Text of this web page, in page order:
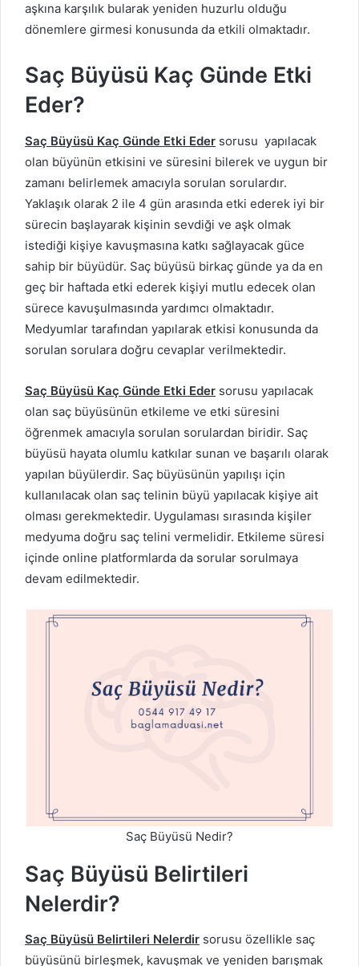
aşkına karşılık bularak yeniden huzurlu olduğu
dönemlere girmesi konusunda da etkili olmaktadır.
Saç Büyüsü Kaç Günde Etki
Eder?
Saç Büyüsü Kaç Günde Etki Eder sorusu yapılacak
olan büyünün etkisini ve süresini bilerek ve uygun bir
zamanı belirlemek amacıyla sorulan sorulardır.
Yaklaşık olarak 2 ile 4 gün arasında etki ederek iyi bir
sürecin başlayarak kişinin sevdiği ve aşk olmak
istediği kişiye kavuşmasına katkı sağlayacak güce
sahip bir büyüdür. Saç büyüsü birkaç günde ya da en
geç bir haftada etki ederek kişiyi mutlu edecek olan
sürece kavuşulmasında yardımcı olmaktadır.
Medyumlar tarafından yapılarak etkisi konusunda da
sorulan sorulara doğru cevaplar verilmektedir.
Saç Büyüsü Kaç Günde Etki Eder sorusu yapılacak
olan saç büyüsünün etkileme ve etki süresini
öğrenmek amacıyla sorulan sorulardan biridir. Saç
büyüsü hayata olumlu katkılar sunan ve başarılı olarak
yapılan büyülerdir. Saç büyüsünün yapılışı için
kullanılacak olan saç telinin büyü yapılacak kişiye ait
olması gerekmektedir. Uygulaması sırasında kişiler
medyuma doğru saç telini vermelidir. Etkileme süresi
içinde online platformlarda da sorular sorulmaya
devam edilmektedir.
Saç Büyüsü Nedir?
Saç Büyüsü Belirtileri
Nelerdir?
Saç Büyüsü Belirtileri Nelerdir sorusu özellikle saç
büyüsünü birleşmek, kavuşmak ve yeniden barışmak